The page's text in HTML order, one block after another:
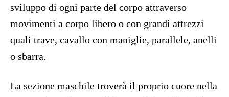
sviluppo di ogni parte del corpo attraverso
movimenti a corpo libero o con grandi attrezzi
quali trave, cavallo con maniglie, parallele, anelli
o sbarra.
La sezione maschile troverà il proprio cuore nella